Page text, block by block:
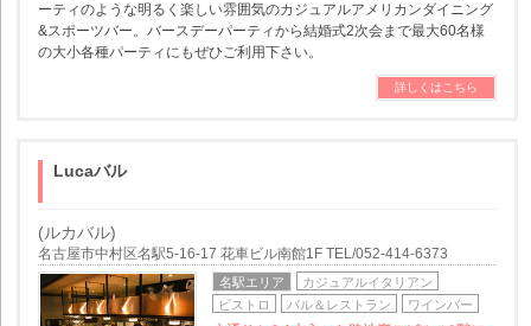
ーティのような明るく楽しい雰囲気のカジュアルアメリカンダイニング
&スポーツバー。バースデーパーティから結婚式2次会まで最大60名様
の大小各種パーティにもぜひご利用下さい。
詳しくはこちら
Lucaバル
(ルカバル)
名古屋市中村区名駅5-16-17 花車ビル南館1F TEL/052-414-6373
名駅エリア
カジュアルイタリアン
ビストロ
バル＆レストラン ワインバー